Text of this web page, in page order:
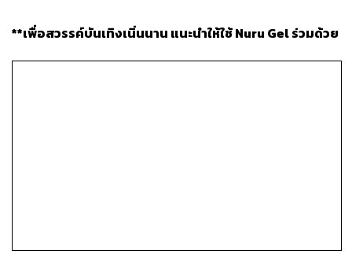
**เพื่อสวรรค์บันเทิงเนิ่นนาน แนะนำให้ใช้ Nuru Gel ร่วมด้วย